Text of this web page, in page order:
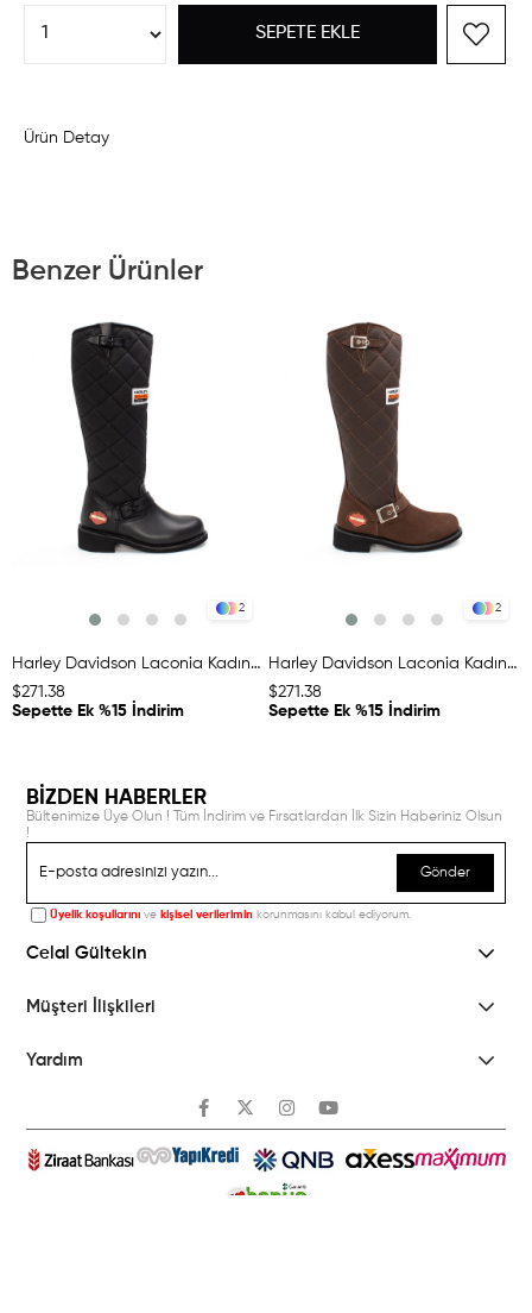
Ürün Detay
Benzer Ürünler
2
Harley Davidson Laconia Kadın Siyah Deri Çizme
$271.38
Sepette Ek %15 İndirim
2
Harley Davidson Laconia Kadın Kahverengi Nubuk Deri Çizme
$271.38
Sepette Ek %15 İndirim
BİZDEN HABERLER
Bültenimize Üye Olun ! Tüm İndirim ve Fırsatlardan İlk Sizin Haberiniz Olsun
!
Gönder
Üyelik koşullarını ve kişisel verilerimin korunmasını kabul ediyorum.
Celal Gültekin
Müşteri İlişkileri
Yardım